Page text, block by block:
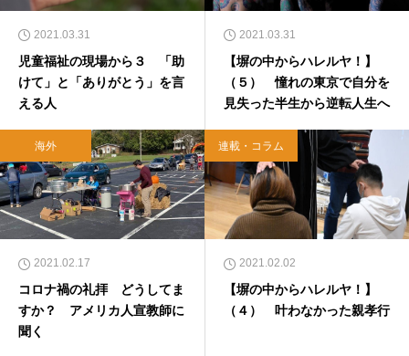
2021.03.31
児童福祉の現場から３ 「助
けて」と「ありがとう」を言
える人
2021.03.31
【塀の中からハレルヤ！】
（５） 憧れの東京で自分を
見失った半生から逆転人生へ
海外
2021.02.17
コロナ禍の礼拝 どうしてま
すか？ アメリカ人宣教師に
聞く
連載・コラム
2021.02.02
【塀の中からハレルヤ！】
（４） 叶わなかった親孝行